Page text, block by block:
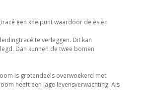
een knelpunt waardoor de es en
te verleggen. Dit kan
Dan kunnen de twee bomen
is grotendeels overwoekerd met
heeft een lage levensverwachting. Als